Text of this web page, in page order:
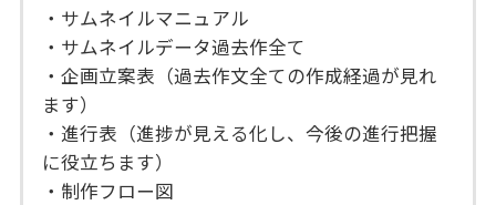
・サムネイルマニュアル
・サムネイルデータ過去作全て
・企画立案表（過去作文全ての作成経過が見れ
ます）
・進行表（進捗が見える化し、今後の進行把握
に役立ちます）
・制作フロー図